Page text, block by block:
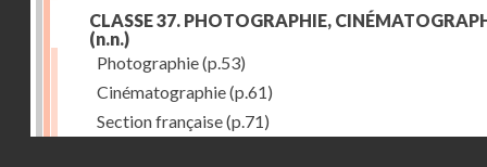
CLASSE 37. PHOTOGRAPHIE,
(n.n.)
Photographie(p.53)
Cinématographie(p.61)
Section française(p.71)